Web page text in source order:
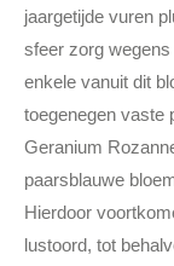
jaargetijde vuren
sfeer zorg
enkele vanuit dit
toegenegen vaste
Geranium
paarsblauwe
Hierdoor
lustoord, tot